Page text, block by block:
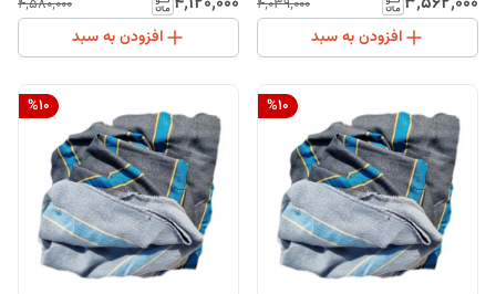
۴٬۰۳۹٬۰۰۰
افزودن به سبد
سورن پلاس
۴٬۵۸۰٬۰۰۰
افزودن به سبد
%10
%10